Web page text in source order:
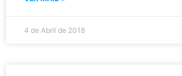
4 de Abril de 2018